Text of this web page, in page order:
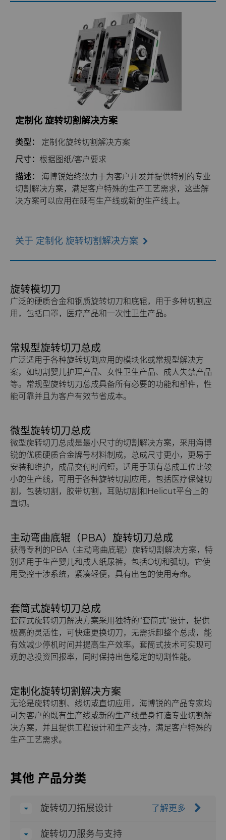
定制化 旋转切割解决方案
类型：
定制化旋转切割解决方案
尺寸： 根据图纸/客户要求
描述： 海博锐始终致力于为客户开发并提供特别的专业
切割解决方案，满足客户特殊的生产工艺需求，这些解
决方案可以应用在既有生产线或新的生产线上。
关于 定制化 旋转切割解决方案
旋转模切刀
广泛的硬质合金和钢质旋转切刀和底辊，用于多种切割应
用，包括口罩，医疗产品和一次性卫生产品。
常规型旋转切刀总成
广泛适用于各种旋转切割应用的模块化或常规型解决方
案，如切割婴儿护理产品、女性卫生产品、成人失禁产品
等。常规型旋转切刀总成具备所有必要的功能和部件，性
能可靠并且为客户有效节省成本。
微型旋转切刀总成
微型旋转切刀总成是最小尺寸的切割解决方案，采用海博
锐的优质硬质合金牌号材料制成，总成尺寸更小，更易于
安装和维护，成品交付时间短，适用于现有总成工位比较
小的生产线，可用于各种旋转切割应用，包括医疗保健切
割，包装切割，胶带切割，耳贴切割和Helicut平台上的
直切。
主动弯曲底辊（PBA）旋转切刀总成
获得专利的PBA（主动弯曲底辊）旋转切割解决方案，特
别适用于生产婴儿和成人纸尿裤，包括O切和弧切。它使
用受控干涉系统，紧凑轻便，具有出色的使用寿命。
套筒式旋转切刀总成
套筒式旋转切刀解决方案采用独特的“套筒式”设计，提供
极高的灵活性，可快速更换切刀，无需拆卸整个总成，能
有效减少停机时间并提高生产效率。套筒式技术可实现可
观的总投资回报率，同时保持出色稳定的切割性能。
定制化旋转切割解决方案
无论是旋转切割、线切或直切应用，海博锐的产品专家均
可为客户的既有生产线或新的生产线量身打造专业切割解
决方案，并且提供工程设计和生产支持，满足客户特殊的
生产工艺需求。
其他 产品分类
旋转切刀拓展设计 了解更多
旋转切刀服务与支持